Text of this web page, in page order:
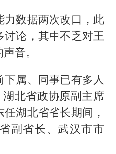
力数据两次改口，此
论，其中不乏对王
音。
属、同事已有多人
北省政协原副主席
湖北省省长期间，
副省长、武汉市市